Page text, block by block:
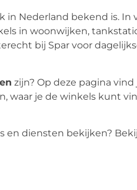
in Nederland bekend is.
in woonwijken,
bij Spar voor
zijn? Op deze pagina
waar je de winkels kunt
en diensten bekijken?